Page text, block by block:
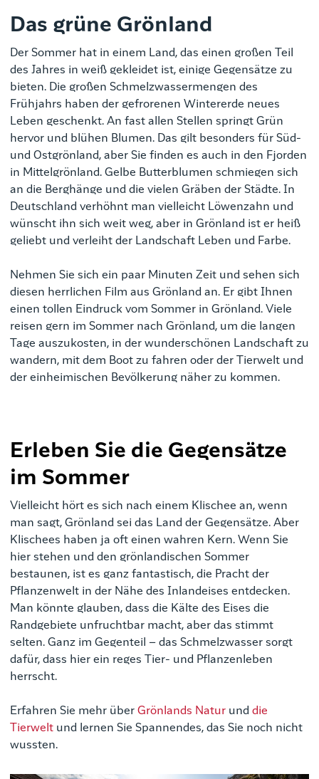
Das grüne Grönland
Der Sommer hat in einem Land, das einen großen Teil
des Jahres in weiß gekleidet ist, einige Gegensätze zu
bieten. Die großen Schmelzwassermengen des
Frühjahrs haben der gefrorenen Wintererde neues
Leben geschenkt. An fast allen Stellen springt Grün
hervor und blühen Blumen. Das gilt besonders für Süd-
und Ostgrönland, aber Sie finden es auch in den Fjorden
in Mittelgrönland. Gelbe Butterblumen schmiegen sich
an die Berghänge und die vielen Gräben der Städte. In
Deutschland verhöhnt man vielleicht Löwenzahn und
wünscht ihn sich weit weg, aber in Grönland ist er heiß
geliebt und verleiht der Landschaft Leben und Farbe.
Nehmen Sie sich ein paar Minuten Zeit und sehen sich
diesen herrlichen Film aus Grönland an. Er gibt Ihnen
einen tollen Eindruck vom Sommer in Grönland. Viele
reisen gern im Sommer nach Grönland, um die langen
Tage auszukosten, in der wunderschönen Landschaft zu
wandern, mit dem Boot zu fahren oder der Tierwelt und
der einheimischen Bevölkerung näher zu kommen.
Erleben Sie die Gegensätze
im Sommer
Vielleicht hört es sich nach einem Klischee an, wenn
man sagt, Grönland sei das Land der Gegensätze. Aber
Klischees haben ja oft einen wahren Kern. Wenn Sie
hier stehen und den grönlandischen Sommer
bestaunen, ist es ganz fantastisch, die Pracht der
Pflanzenwelt in der Nähe des Inlandeises entdecken.
Man könnte glauben, dass die Kälte des Eises die
Randgebiete unfruchtbar macht, aber das stimmt
selten. Ganz im Gegenteil – das Schmelzwasser sorgt
dafür, dass hier ein reges Tier- und Pflanzenleben
herrscht.
Erfahren Sie mehr über Grönlands Natur und die
Tierwelt und lernen Sie Spannendes, das Sie noch nicht
wussten.